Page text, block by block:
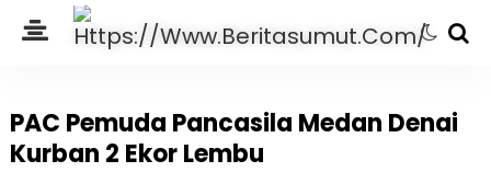
PAC Pemuda Pancasila Medan Denai
Kurban 2 Ekor Lembu